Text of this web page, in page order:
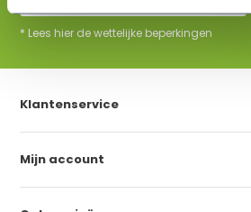
* Lees hier de wettelijke beperkingen
Klantenservice
Mijn account